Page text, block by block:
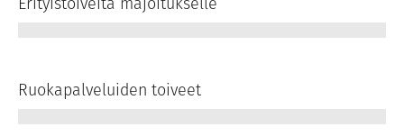
Ruokapalveluiden toiveet